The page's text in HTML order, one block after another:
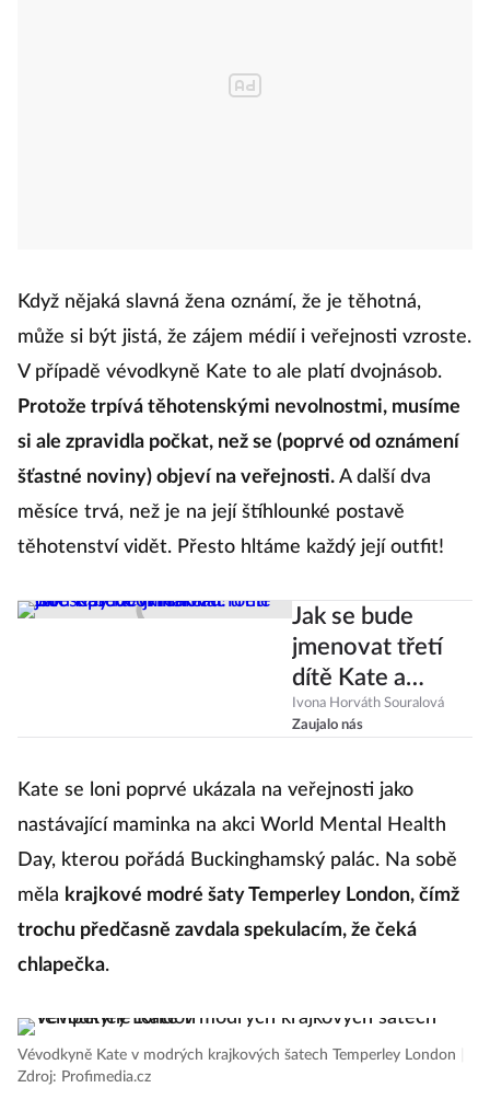
Když nějaká slavná žena oznámí, že je těhotná,
může si být jistá, že zájem médií i veřejnosti vzroste.
V případě vévodkyně Kate to ale platí dvojnásob.
Protože trpívá těhotenskými nevolnostmi, musíme
si ale zpravidla počkat, než se (poprvé od oznámení
šťastné noviny) objeví na veřejnosti. A další dva
měsíce trvá, než je na její štíhlounké postavě
těhotenství vidět. Přesto hltáme každý její outfit!
Jak se bude
jmenovat třetí
dítě Kate a
Williama? Tohle
jsou tipy
Ivona Horváth Souralová
Zaujalo nás
Kate se loni poprvé ukázala na veřejnosti jako
nastávající maminka na akci World Mental Health
Day, kterou pořádá Buckinghamský palác. Na sobě
měla krajkové modré šaty Temperley London, čímž
trochu předčasně zavdala spekulacím, že čeká
chlapečka.
Vévodkyně Kate v modrých krajkových šatech Temperley London
Zdroj: Profimedia.cz